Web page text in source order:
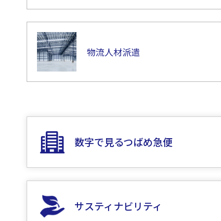
物流人材派遣
数字で見るつばめ急便
サスティナビリティ